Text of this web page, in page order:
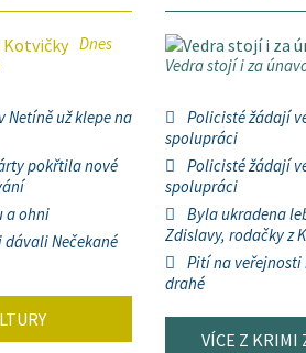
Dnes
Netíně už klepe na
pokřtila nové
a ohni
Nečekané
Vedra stojí i za
Policisté žádají
spolupráci
Policisté žádají
spolupráci
Byla ukradena
Zdislavy, rodačky z
Pití na veřejnosti
drahé
VÍCE Z KRIMI